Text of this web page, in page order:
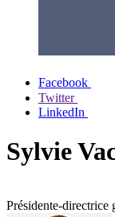
Facebook
Twitter
LinkedIn
Sylvie
Présidente-directrice